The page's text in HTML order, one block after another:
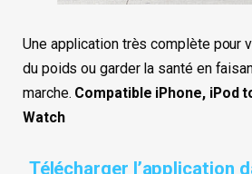
Une application très complète pour
du poids ou garder la santé en
marche. Compatible iPhone, iPod
Watch
Télécharger l’application